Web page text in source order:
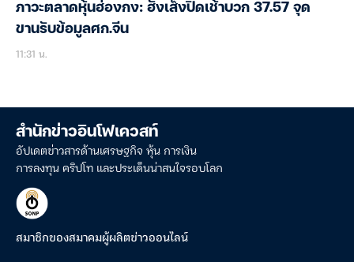
ภาวะตลาดหุ้นฮ่องกง: ฮั่งเส็งปิดเช้าบวก 37.57 จุด
ขานรับข้อมูลศก.จีน
11:31 น.
สำนักข่าวอินโฟเควสท์
อัปเดตข่าวสารด้านเศรษฐกิจ หุ้น การเงิน
การลงทุน คริปโท และประเด็นน่าสนใจรอบโลก
สมาชิกของสมาคมผู้ผลิตข่าวออนไลน์